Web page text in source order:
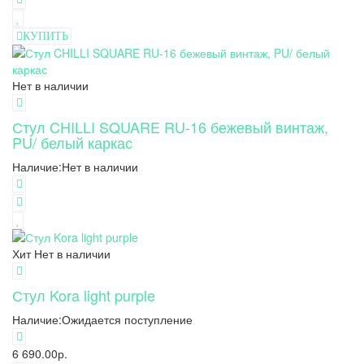
КУПИТЬ
Нет в наличии
Стул CHILLI SQUARE RU-16 бежевый винтаж,
PU/ белый каркас
Наличие:Нет в наличии
Хит Нет в наличии
Стул Kora light purple
Наличие:Ожидается поступление
6 690.00р.